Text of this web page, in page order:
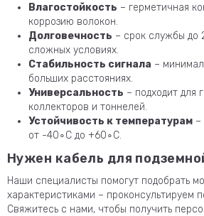
Влагостойкость – герметичная
коррозию волокон.
Долговечность – срок службы до
сложных условиях.
Стабильность сигнала –
больших расстояниях.
Универсальность – подходит для
коллекторов и тоннелей.
Устойчивость к температурам –
от -40∘C до +60∘C.
Нужен кабель для
Наши специалисты помогут подобрать
характеристиками – проконсультируем
Свяжитесь с нами, чтобы получить